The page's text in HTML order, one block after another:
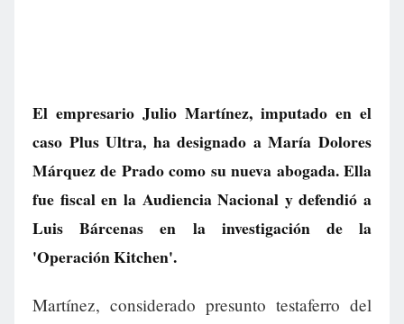
El empresario Julio Martínez, imputado en el
caso Plus Ultra, ha designado a María Dolores
Márquez de Prado como su nueva abogada. Ella
fue fiscal en la Audiencia Nacional y defendió a
Luis Bárcenas en la investigación de la
'Operación Kitchen'.
Martínez, considerado presunto testaferro del